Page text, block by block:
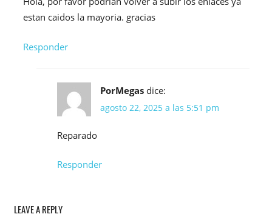
estan caidos la mayoria. gracias
Responder
PorMegas dice:
agosto 22, 2025 a las 5:51 pm
Reparado
Responder
LEAVE A REPLY